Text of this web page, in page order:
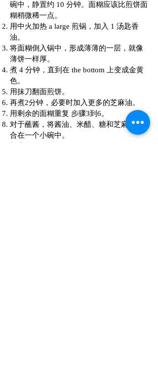
碗中，静置约 10 分钟。面糊应该比煎饼面
糊稍微稀一点。
用中火加热 a large 煎锅，加入 1 汤匙香
油。
将面糊倒入锅中，形成薄薄的一层，就像
薄饼一样厚。
煮 4 分钟，直到在 the bottom 上变成金黄
色。
用抹刀翻面煎饼。
再煮2分钟，必要时加入更多的芝麻油。
用剩余的面糊重复 步骤3到6。
对于蘸酱，将酱油、米醋、糖和芝麻油混
合在一个小碗中。